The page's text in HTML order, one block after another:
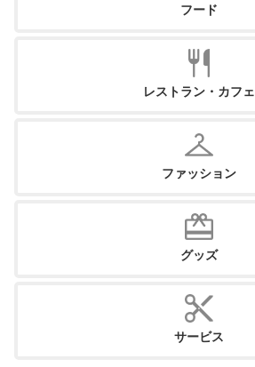
フード
レストラン・カフェ
ファッション
グッズ
サービス